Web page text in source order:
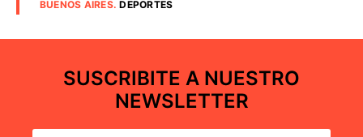
BUENOS AIRES.DEPORTES
SUSCRIBITE A NUESTRO
NEWSLETTER